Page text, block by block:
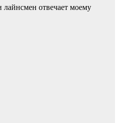
лайнсмен отвечает моему